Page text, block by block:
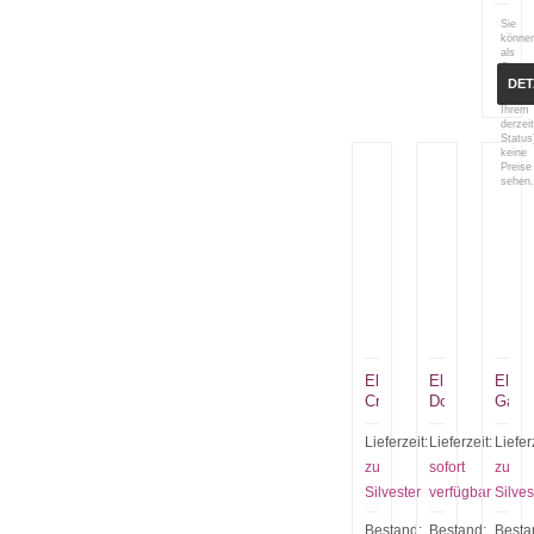
Sie
als
Gast
(bzw.
Ihrem
keine
Preise
sehen.
El
Criminal
Lieferzeit:
zu
Silvester
El
Dorado
Lieferzeit:
sofort
verfügbar
El
zu